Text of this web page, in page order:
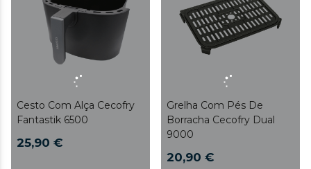
Cesto Com Alça Cecofry
Fantastik 6500
25,90 €
Grelha Com Pés De
Borracha Cecofry Dual
9000
20,90 €